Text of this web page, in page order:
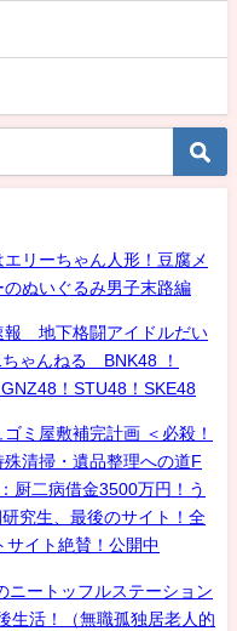
リーちゃん人形！豆腐メ
ぬいぐるみ男子末路編
報 地下格闘アイドルだい
ゃんねる BNK48 ！
！STU48！SKE48
ミ屋敷補完計画 ＜必殺！
清掃・遺品整理への道F
厨二病借金3500万円！う
究生、最後のサイト！全
サイト絶賛！公開中
ニートッフルステーション
生活！（無職孤独居老人的